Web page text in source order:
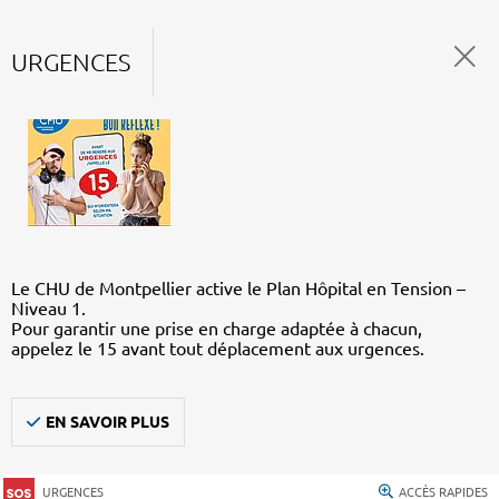
URGENCES
Le CHU de Montpellier active le Plan Hôpital en Tension –
Niveau 1.
Pour garantir une prise en charge adaptée à chacun,
appelez le 15 avant tout déplacement aux urgences.
EN SAVOIR PLUS
URGENCES ACCÈS RAPIDES